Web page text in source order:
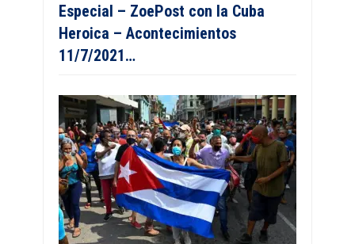
Especial – ZoePost con la Cuba
Heroica – Acontecimientos
11/7/2021…